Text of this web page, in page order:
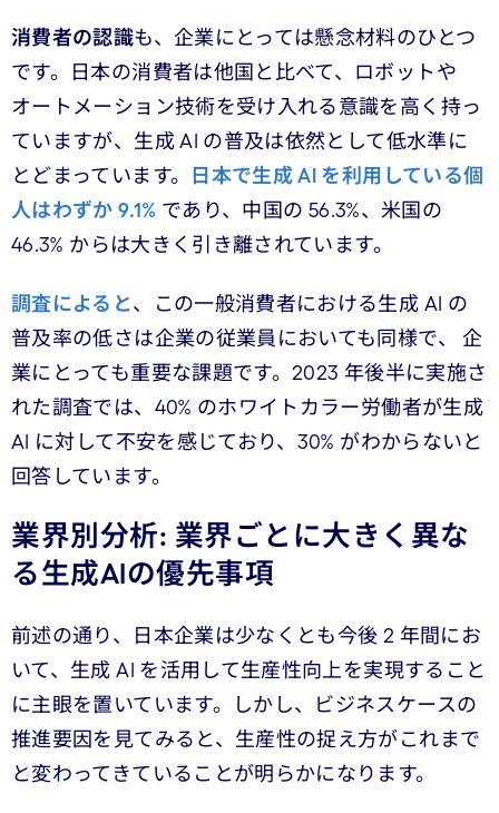
消費者の認識も、企業にとっては懸念材料のひとつ
です。日本の消費者は他国と比べて、ロボットや
オートメーション技術を受け入れる意識を高く持っ
ていますが、生成 AI の普及は依然として低水準に
とどまっています。
日本で生成 AI を利用している個
人はわずか 9.1% であり、中国の 56.3%、米国の
46.3% からは大きく引き離されています。
調査によると、この一般消費者における生成 AI の
普及率の低さは企業の従業員においても同様で、 企
業にとっても重要な課題です。2023 年後半に実施さ
れた調査では、40% のホワイトカラー労働者が生成
AI に対して不安を感じており、30% がわからないと
回答しています。
業界別分析: 業界ごとに大きく異な
る生成AIの優先事項
前述の通り、日本企業は少なくとも今後 2 年間にお
いて、生成 AI を活用して生産性向上を実現すること
に主眼を置いています。しかし、ビジネスケースの
推進要因を見てみると、生産性の捉え方がこれまで
と変わってきていることが明らかになります。